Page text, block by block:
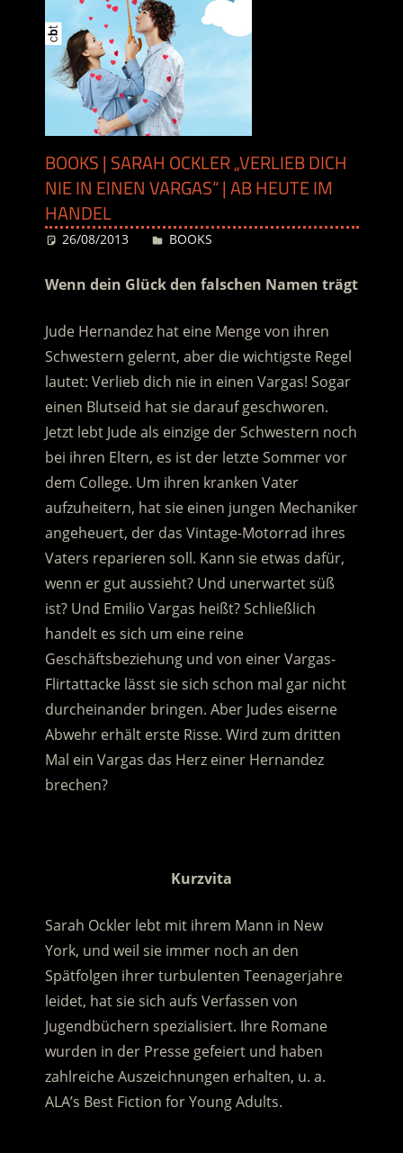
BOOKS | SARAH OCKLER „VERLIEB DICH
NIE IN EINEN VARGAS“ | AB HEUTE IM
HANDEL
26/08/2013 Desiree
BOOKS
Wenn dein Glück den falschen Namen trägt
Jude Hernandez hat eine Menge von ihren
Schwestern gelernt, aber die wichtigste Regel
lautet: Verlieb dich nie in einen Vargas! Sogar
einen Blutseid hat sie darauf geschworen.
Jetzt lebt Jude als einzige der Schwestern noch
bei ihren Eltern, es ist der letzte Sommer vor
dem College. Um ihren kranken Vater
aufzuheitern, hat sie einen jungen Mechaniker
angeheuert, der das Vintage-Motorrad ihres
Vaters reparieren soll. Kann sie etwas dafür,
wenn er gut aussieht? Und unerwartet süß
ist? Und Emilio Vargas heißt? Schließlich
handelt es sich um eine reine
Geschäftsbeziehung und von einer Vargas-
Flirtattacke lässt sie sich schon mal gar nicht
durcheinander bringen. Aber Judes eiserne
Abwehr erhält erste Risse. Wird zum dritten
Mal ein Vargas das Herz einer Hernandez
brechen?
Kurzvita
Sarah Ockler lebt mit ihrem Mann in New
York, und weil sie immer noch an den
Spätfolgen ihrer turbulenten Teenagerjahre
leidet, hat sie sich aufs Verfassen von
Jugendbüchern spezialisiert. Ihre Romane
wurden in der Presse gefeiert und haben
zahlreiche Auszeichnungen erhalten, u. a.
ALA’s Best Fiction for Young Adults.